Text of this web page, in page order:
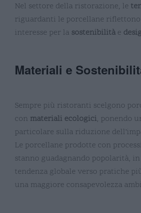
Nel settore della ristorazione, le
riguardanti le porcellane
interesse per la sostenibilità e
Materiali e
Sempre più ristoranti scelgono
con materiali ecologici, ponendo
particolare sulla riduzione
Le porcellane prodotte con
stanno guadagnando popolarità,
tendenza globale verso pratiche
una maggiore consapevolezza